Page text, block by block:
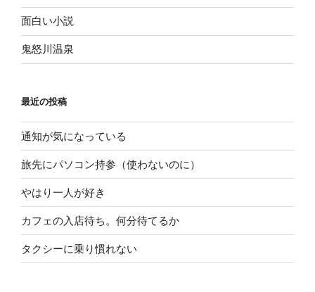
面白い小説
鬼怒川温泉
最近の投稿
通知が気になっている
旅先にパソコン持参（使わないのに）
やはり一人が好き
カフェの入店待ち。何分待てるか
タクシーに乗り慣れない